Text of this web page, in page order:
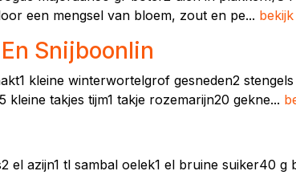
een mengsel van bloem, zout en pe...
Snijboonlin
kleine winterwortelgrof gesneden2 stengels
takjes tijm1 takje rozemarijn20 gekne...
el azijn1 tl sambal oelek1 el bruine suiker40 g